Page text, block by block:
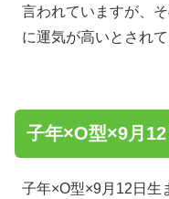
言われていますが、
に運気が高いとされて
子年×O型×9月
子年×O型×9月12日生